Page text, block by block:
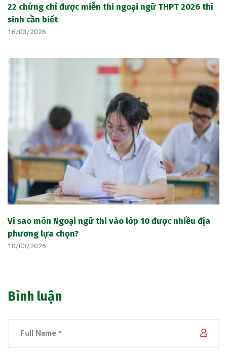
22 chứng chỉ được miễn thi ngoại ngữ THPT 2026 thí
sinh cần biết
16/03/2026
Vì sao môn Ngoại ngữ thi vào lớp 10 được nhiều địa
phương lựa chọn?
10/03/2026
Bình luận